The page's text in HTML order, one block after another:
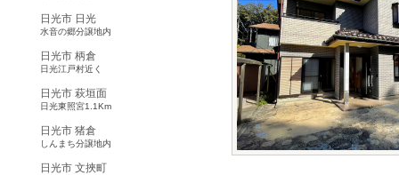
日光市 日光
水音の郷分譲地内
日光市 柄倉
日光江戸村近く
日光市 萩垣面
日光東照宮1.1Km
日光市 猪倉
しんまち分譲地内
日光市 文挾町